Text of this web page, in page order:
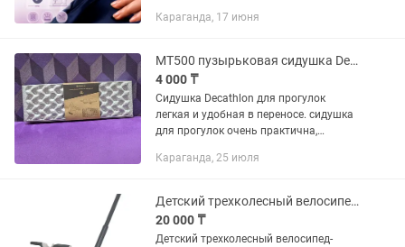
специально для тех, кто хочет
Караганда, 17 июня
MT500 пузырьковая сидушка Decathlon
4 000 ₸
Сидушка Decathlon для прогулок
легкая и удобная в переносе. сидушка
для прогулок очень практична,
влаги, сидя на земле. Ее вес составляет
Караганда, 25 июля
Детский трехколесный велосипед-беговел
20 000 ₸
Детский трехколесный велосипед-